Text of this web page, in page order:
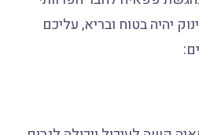
יהיה בטוח ובריא, עליכם